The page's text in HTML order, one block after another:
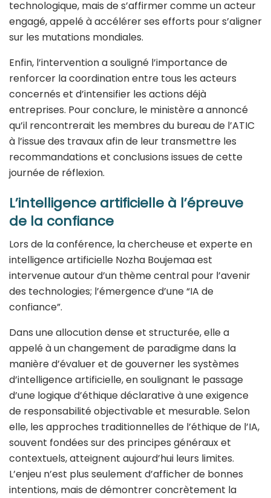
technologique, mais de s’affirmer comme un acteur
engagé, appelé à accélérer ses efforts pour s’aligner
sur les mutations mondiales.
Enfin, l’intervention a souligné l’importance de
renforcer la coordination entre tous les acteurs
concernés et d’intensifier les actions déjà
entreprises. Pour conclure, le ministère a annoncé
qu’il rencontrerait les membres du bureau de l’ATIC
à l’issue des travaux afin de leur transmettre les
recommandations et conclusions issues de cette
journée de réflexion.
L’intelligence artificielle à l’épreuve
de la confiance
Lors de la conférence, la chercheuse et experte en
intelligence artificielle Nozha Boujemaaest
intervenue autour d’un thème central pour l’avenir
des technologies; l’émergence d’une “IA de
confiance”.
Dans une allocution dense et structurée, elle a
appelé à un changement de paradigme dans la
manière d’évaluer et de gouverner les systèmes
d’intelligence artificielle, en soulignant le passage
d’une logique d’éthique déclarative à une exigence
de responsabilité objectivable et mesurable. Selon
elle, les approches traditionnelles de l’éthique de l’IA,
souvent fondées sur des principes généraux et
contextuels, atteignent aujourd’hui leurs limites.
L’enjeu n’est plus seulement d’afficher de bonnes
intentions, mais de démontrer concrètement la